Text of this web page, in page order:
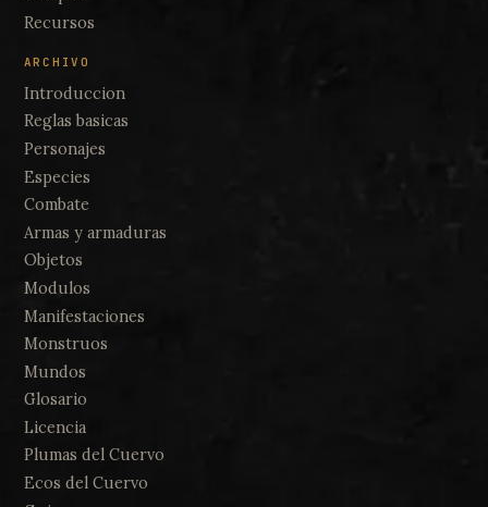
Recursos
ARCHIVO
Introduccion
Reglas basicas
Personajes
Especies
Combate
Armas y armaduras
Objetos
Modulos
Manifestaciones
Monstruos
Mundos
Glosario
Licencia
Plumas del Cuervo
Ecos del Cuervo